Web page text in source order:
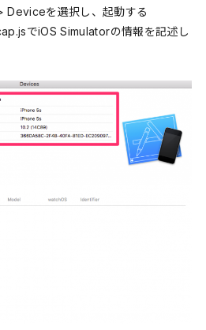
を選択し、起動する
でiOS Simulatorの情報を記述し